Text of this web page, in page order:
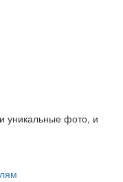
уникальные фото, и